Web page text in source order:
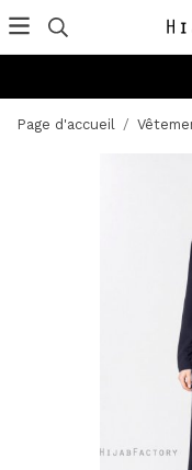
Page d'accueil /